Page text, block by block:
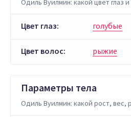
Одиль Вуилмин: какой цвет глаз и
Цвет глаз: голубые
Цвет волос: рыжие
Параметры тела
Одиль Вуилмин: какой рост, вес,